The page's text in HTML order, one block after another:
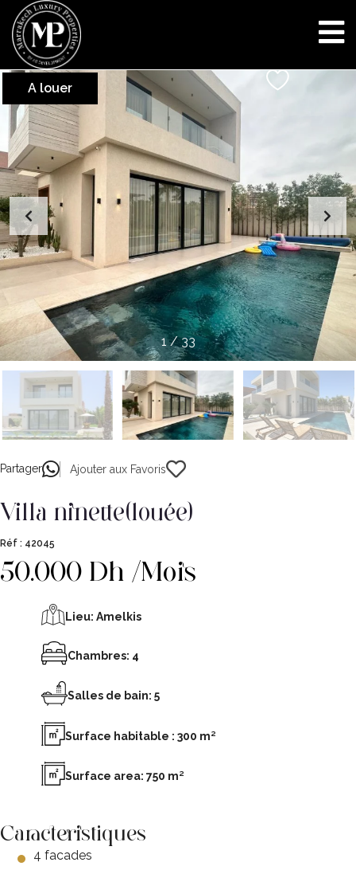
A louer
1/33
Ajouter aux Favoris
Partager
villa ninette(louée)
Réf : 42045
50.000 Dh /Mois
Lieu: Amelkis
Chambres: 4
Salles de bain: 5
Surface habitable : 300 m²
Surface area: 750 m²
Caracteristiques
4 facades